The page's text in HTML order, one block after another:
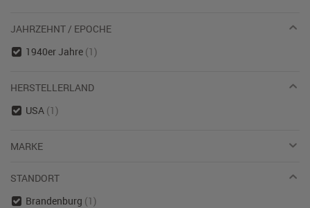
JAHRZEHNT / EPOCHE
1940er Jahre (1)
HERSTELLERLAND
USA (1)
MARKE
STANDORT
Brandenburg (1)